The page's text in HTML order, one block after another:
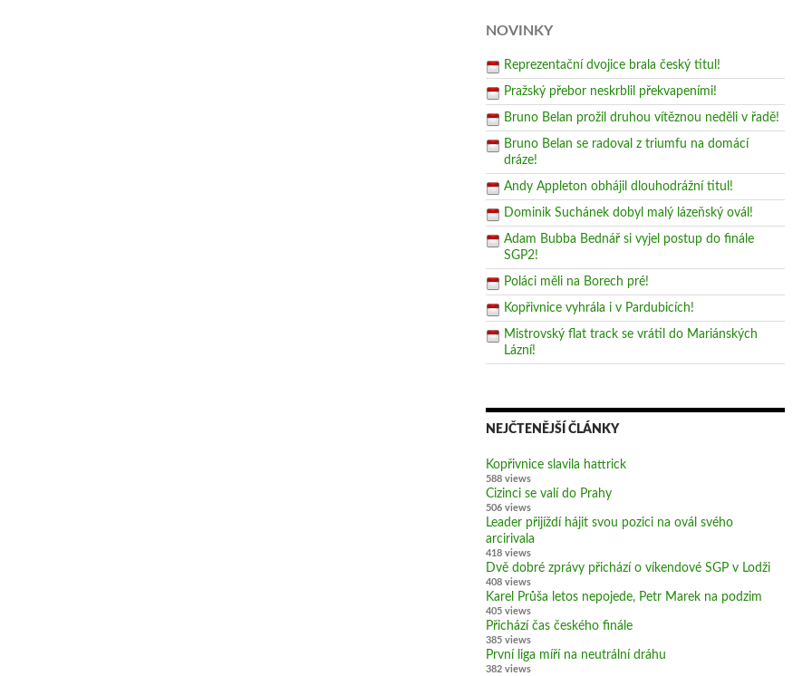
NOVINKY
Reprezentační dvojice brala český titul!
Pražský přebor neskrblil překvapeními!
Bruno Belan prožil druhou vítěznou neděli v řadě!
Bruno Belan se radoval z triumfu na domácí
dráze!
Andy Appleton obhájil dlouhodrážní titul!
Dominik Suchánek dobyl malý lázeňský ovál!
Adam Bubba Bednář si vyjel postup do finále
SGP2!
Poláci měli na Borech pré!
Kopřivnice vyhrála i v Pardubicích!
Mistrovský flat track se vrátil do Mariánských
Lázní!
NEJČTENĚJŠÍ ČLÁNKY
Kopřivnice slavila hattrick
588 views
Cizinci se valí do Prahy
506 views
Leader přijíždí hájit svou pozici na ovál svého
arcirivala
418 views
Dvě dobré zprávy přichází o víkendové SGP v Lodži
408 views
Karel Průša letos nepojede, Petr Marek na podzim
405 views
Přichází čas českého finále
385 views
První liga míří na neutrální dráhu
382 views